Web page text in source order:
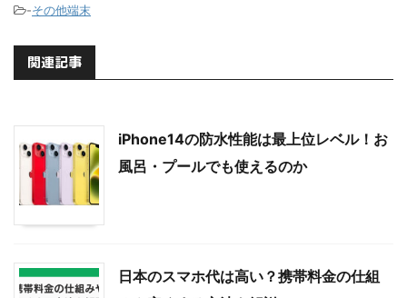
-その他端末
関連記事
iPhone14の防水性能は最上位レベル！お
風呂・プールでも使えるのか
日本のスマホ代は高い？携帯料金の仕組